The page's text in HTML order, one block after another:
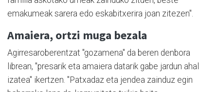
emakumeak sarera edo eskabitxerira joan zitezen".
Amaiera, ortzi muga bezala
Agirresaroberentzat "gozamena" da beren denbora
librean, "presarik eta amaiera datarik gabe jardun ahal
izatea" ikertzen. "Patxadaz eta jendea zainduz egin